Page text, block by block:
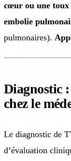
cœur ou une toux
embolie
pulmonaires).
Diagnostic
chez le
Le diagnostic de
d’évaluation